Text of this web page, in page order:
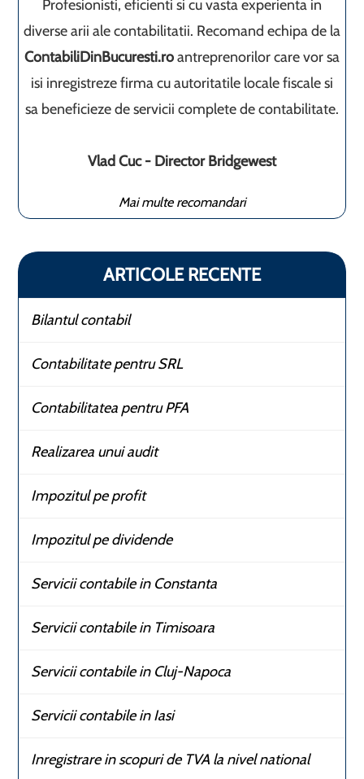
Profesionisti, eficienti si cu vasta experienta in
diverse arii ale contabilitatii. Recomand echipa de la
ContabiliDinBucuresti.roantreprenorilor care vor sa
isi inregistreze firma cu autoritatile locale fiscale si
sa beneficieze de servicii complete de contabilitate.
Vlad Cuc - Director Bridgewest
Mai multe recomandari
ARTICOLE RECENTE
Bilantul contabil
Contabilitate pentru SRL
Contabilitatea pentru PFA
Realizarea unui audit
Impozitul pe profit
Impozitul pe dividende
Servicii contabile in Constanta
Servicii contabile in Timisoara
Servicii contabile in Cluj-Napoca
Servicii contabile in Iasi
Inregistrare in scopuri de TVA la nivel national